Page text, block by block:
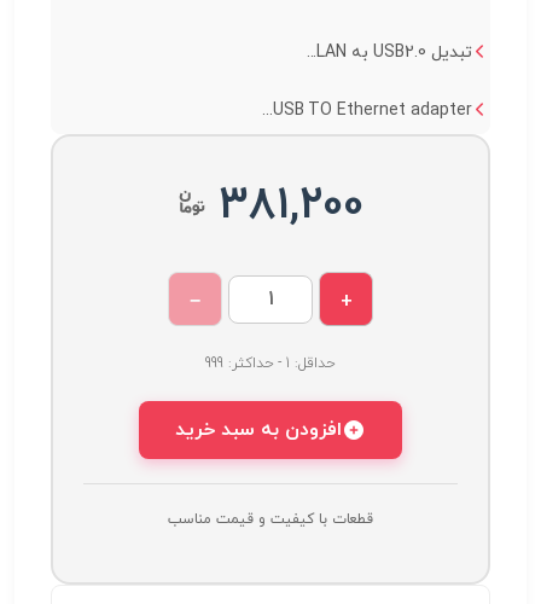
تبدیل USB2.0 به LAN...
USB TO Ethernet adapter...
381,200
+
−
حداقل: 1 - حداکثر: 999
افزودن به سبد خرید
قطعات با کیفیت و قیمت مناسب